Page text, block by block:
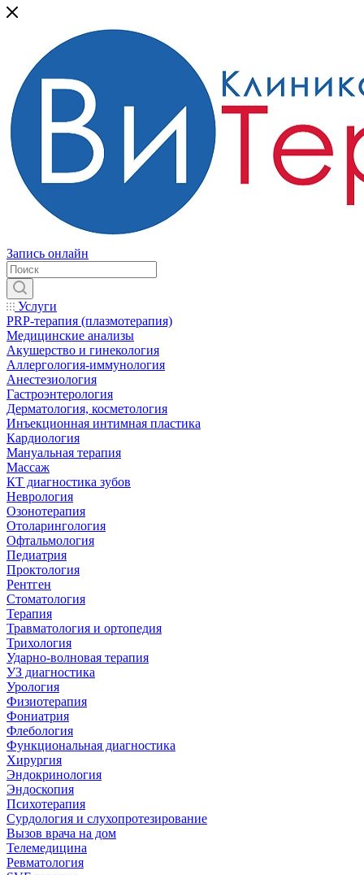
Запись онлайн
Услуги
PRP-терапия (плазмотерапия)
Медицинские анализы
Акушерство и гинекология
Аллергология-иммунология
Анестезиология
Гастроэнтерология
Дерматология, косметология
Инъекционная интимная пластика
Кардиология
Мануальная терапия
Массаж
КТ диагностика зубов
Неврология
Озонотерапия
Отоларингология
Офтальмология
Педиатрия
Проктология
Рентген
Стоматология
Терапия
Травматология и ортопедия
Трихология
Ударно-волновая терапия
УЗ диагностика
Урология
Физиотерапия
Фониатрия
Флебология
Функциональная диагностика
Хирургия
Эндокринология
Эндоскопия
Психотерапия
Сурдология и слухопротезирование
Вызов врача на дом
Телемедицина
Ревматология